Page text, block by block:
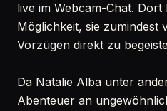
live im Webcam-Chat. Dort
Möglichkeit, sie zumindest
Vorzügen direkt zu
Da Natalie Alba unter
Abenteuer an